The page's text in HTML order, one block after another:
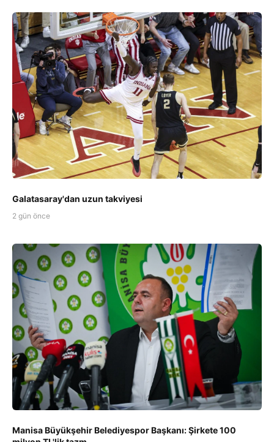
Galatasaray'dan uzun takviyesi
2 gün önce
Manisa Büyükşehir Belediyespor Başkanı: Şirkete 100